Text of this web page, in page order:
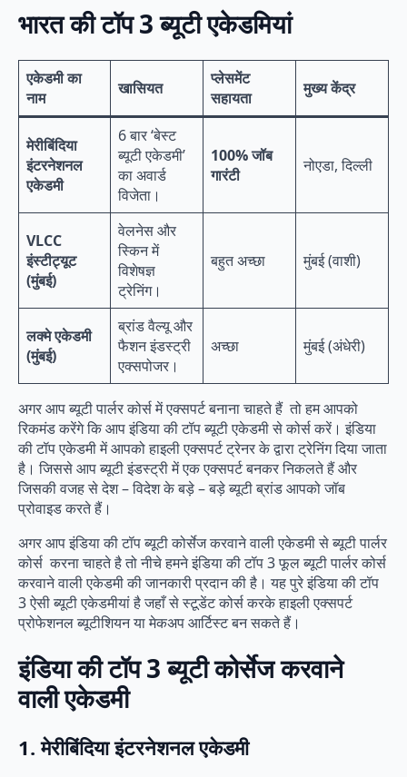
भारत की टॉप 3 ब्यूटी एकेडमियां
एकेडमी का
नाम
खासियत
प्लेसमेंट
सहायता
मुख्य केंद्र
मेरीबिंदिया
इंटरनेशनल
एकेडमी
6 बार ‘बेस्ट
ब्यूटी एकेडमी’
का अवार्ड
विजेता।
100% जॉब
गारंटी
नोएडा, दिल्ली
VLCC
इंस्टीट्यूट
(मुंबई)
वेलनेस और
स्किन में
विशेषज्ञ
ट्रेनिंग।
बहुत अच्छा मुंबई (वाशी)
लक्मे एकेडमी
(मुंबई)
ब्रांड वैल्यू और
फैशन इंडस्ट्री
एक्सपोजर।
अच्छा मुंबई (अंधेरी)
अगर आप ब्यूटी पार्लर कोर्स में एक्सपर्ट बनाना चाहते हैं तो हम आपको
रिकमंड करेंगे कि आप इंडिया की टॉप ब्यूटी एकेडमी से कोर्स करें। इंडिया
की टॉप एकेडमी में आपको हाइली एक्सपर्ट ट्रेनर के द्वारा ट्रेनिंग दिया जाता
है। जिससे आप ब्यूटी इंडस्ट्री में एक एक्सपर्ट बनकर निकलते हैं और
जिसकी वजह से देश – विदेश के बड़े – बड़े ब्यूटी ब्रांड आपको जॉब
प्रोवाइड करते हैं।
अगर आप इंडिया की टॉप ब्यूटी कोर्सेज करवाने वाली एकेडमी से ब्यूटी पार्लर
कोर्स करना चाहते है तो नीचे हमने इंडिया की टॉप 3 फूल ब्यूटी पार्लर कोर्स
करवाने वाली एकेडमी की जानकारी प्रदान की है। यह पुरे इंडिया की टॉप
3 ऐसी ब्यूटी एकेडमीयां है जहाँ से स्टूडेंट कोर्स करके हाइली एक्सपर्ट
प्रोफेशनल ब्यूटीशियन या मेकअप आर्टिस्ट बन सकते हैं।
इंडिया की टॉप 3 ब्यूटी कोर्सेज करवाने
वाली एकेडमी
1. मेरीबिंदिया इंटरनेशनल एकेडमी